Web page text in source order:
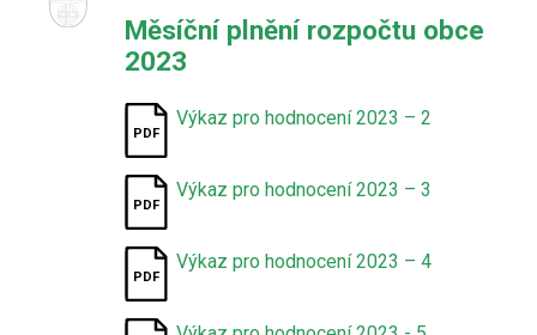
Měsíční plnění rozpočtu obce
2023
Výkaz pro hodnocení 2023 – 2
Výkaz pro hodnocení 2023 – 3
Výkaz pro hodnocení 2023 – 4